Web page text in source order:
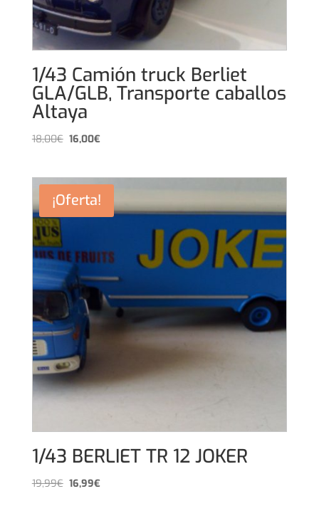
1/43 Camión truck Berliet
GLA/GLB, Transporte caballos
Altaya
18,00€El
era:
18,00€.
16,00€El
es:
16,00€.
¡Oferta!
1/43 BERLIET TR 12 JOKER
19,99€El16,99€El